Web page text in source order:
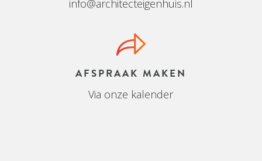
info@architecteigenhuis.nl
AFSPRAAK MAKEN
Via onze kalender